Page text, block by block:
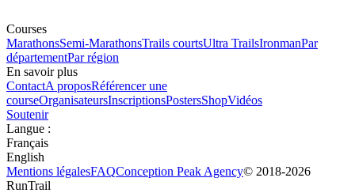
Courses
MarathonsSemi-MarathonsTrails courtsUltra TrailsIronmanPar
départementPar région
En savoir plus
ContactA proposRéférencer une
courseOrganisateursInscriptionsPostersShopVidéos
Soutenir
Langue :
Français
English
Mentions légalesFAQConception Peak Agency© 2018-2026
RunTrail